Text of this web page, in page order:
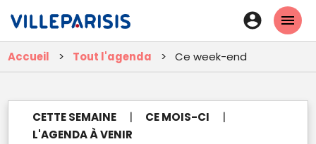
contenu
principal
En-
tête
-
Accueil Tout l'agenda Ce week-end
CETTE SEMAINE | CE MOIS-CI |
L'AGENDA À VENIR